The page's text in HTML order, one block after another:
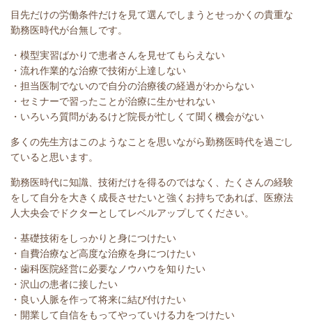
目先だけの労働条件だけを見て選んでしまうとせっかくの貴重な
勤務医時代が台無しです。
・模型実習ばかりで患者さんを見せてもらえない
・流れ作業的な治療で技術が上達しない
・担当医制でないので自分の治療後の経過がわからない
・セミナーで習ったことが治療に生かせれない
・いろいろ質問があるけど院長が忙しくて聞く機会がない
多くの先生方はこのようなことを思いながら勤務医時代を過ごし
ていると思います。
勤務医時代に知識、技術だけを得るのではなく、たくさんの経験
をして自分を大きく成長させたいと強くお持ちであれば、医療法
人大央会でドクターとしてレベルアップしてください。
・基礎技術をしっかりと身につけたい
・自費治療など高度な治療を身につけたい
・歯科医院経営に必要なノウハウを知りたい
・沢山の患者に接したい
・良い人脈を作って将来に結び付けたい
・開業して自信をもってやっていける力をつけたい